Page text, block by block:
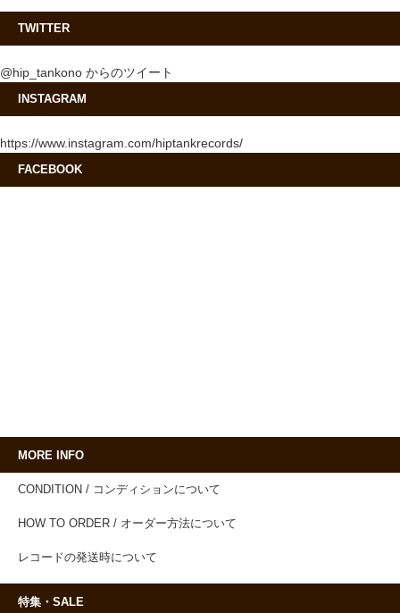
TWITTER
@hip_tankono からのツイート
INSTAGRAM
https://www.instagram.com/hiptankrecords/
FACEBOOK
MORE INFO
CONDITION / コンディションについて
HOW TO ORDER / オーダー方法について
レコードの発送時について
特集・SALE